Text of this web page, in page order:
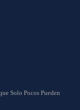
Solo Pocos Pueden